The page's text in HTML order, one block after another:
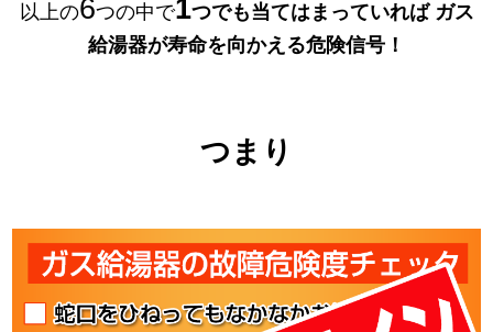
以上の6つの中で1つでも当てはまっていればガス
給湯器が寿命を向かえる危険信号！
つまり